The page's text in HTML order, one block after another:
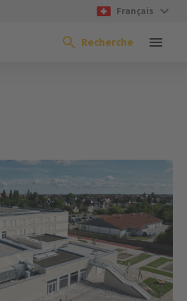
Français
Recherche